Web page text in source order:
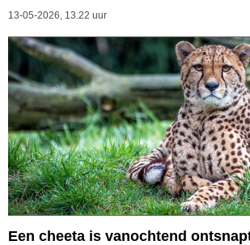
13-05-2026, 13.22 uur
Een cheeta is vanochtend